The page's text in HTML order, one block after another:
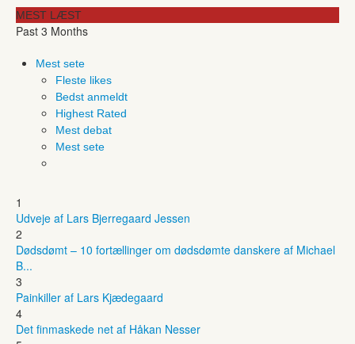
MEST LÆST
Past 3 Months
Mest sete
Fleste likes
Bedst anmeldt
Highest Rated
Mest debat
Mest sete
1
Udveje af Lars Bjerregaard Jessen
2
Dødsdømt – 10 fortællinger om dødsdømte danskere af Michael
B...
3
Painkiller af Lars Kjædegaard
4
Det finmaskede net af Håkan Nesser